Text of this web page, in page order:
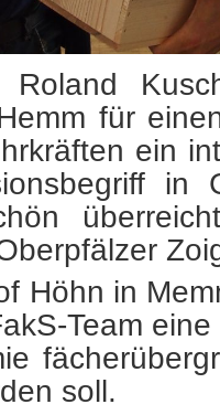
Roland
für
ein
in
Höhn in
Team
soll.